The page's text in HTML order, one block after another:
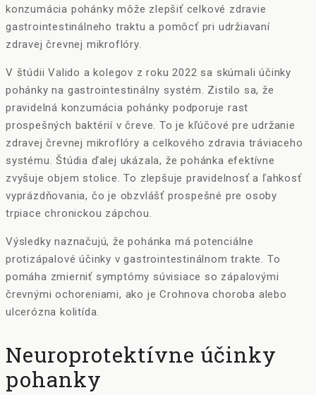
konzumácia pohánky môže zlepšiť celkové zdravie
gastrointestinálneho traktu a pomôcť pri udržiavaní
zdravej črevnej mikroflóry.
V štúdii Valido a kolegov z roku 2022 sa skúmali účinky
pohánky na gastrointestinálny systém. Zistilo sa, že
pravidelná konzumácia pohánky podporuje rast
prospešných baktérií v čreve. To je kľúčové pre udržanie
zdravej črevnej mikroflóry a celkového zdravia tráviaceho
systému. Štúdia ďalej ukázala, že pohánka efektívne
zvyšuje objem stolice. To zlepšuje pravidelnosť a ľahkosť
vyprázdňovania, čo je obzvlášť prospešné pre osoby
trpiace chronickou zápchou.
Výsledky naznačujú, že pohánka má potenciálne
protizápalové účinky v gastrointestinálnom trakte. To
pomáha zmierniť symptómy súvisiace so zápalovými
črevnými ochoreniami, ako je Crohnova choroba alebo
ulcerózna kolitída.
Neuroprotektívne účinky
pohanky